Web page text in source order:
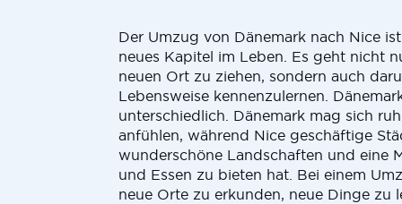
Der Umzug von Dänemark nach Nice
neues Kapitel im Leben. Es geht nicht
neuen Ort zu ziehen, sondern auch
Lebensweise kennenzulernen.
unterschiedlich. Dänemark mag sich
anfühlen, während Nice geschäftige
wunderschöne Landschaften und eine
und Essen zu bieten hat. Bei einem
neue Orte zu erkunden, neue Dinge zu